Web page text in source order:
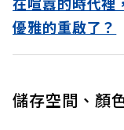
優雅的重啟了？
儲存空間、顏